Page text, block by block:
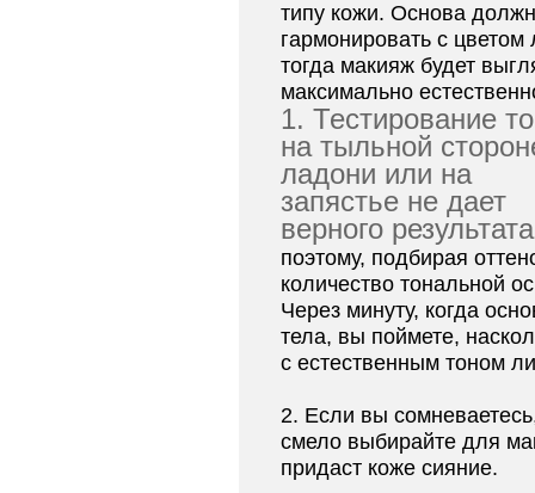
типу кожи. Основа
гармонировать с цветом
тогда макияж будет
максимально
1. Тестирование
на тыльной
ладони или на
запястье не дает
верного результата
поэтому, подбирая
количество тональной
Через минуту, когда
тела, вы поймете,
с естественным тоном
2. Если вы
смело выбирайте для
придаст коже сияние.